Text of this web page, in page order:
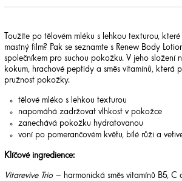
Toužíte po tělovém mléku s lehkou texturou,
mastný film? Pak se seznamte s Renew Body
společníkem pro suchou pokožku. V jeho složení
kokum, hrachové peptidy a směs vitamínů, která
pružnost pokožky.
tělové mléko s lehkou texturou
napomáhá zadržovat vlhkost v pokožce
zanechává pokožku hydratovanou
voní po pomerančovém květu, bílé růži a
Klíčové ingredience:
Vitarevive Trio – harmonická směs vitamínů B5, C